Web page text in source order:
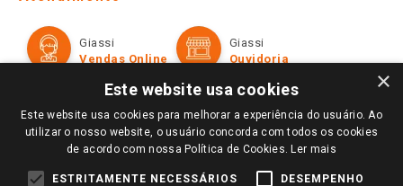
Televendas
Perguntas frequentes
Trabalhe Conosco
Identidade Visual
Formas de Pagamento
Políticas de entrega
Trocas e Devoluções
Giassi
Vendas Online
Giassi
Ouvidoria
Redes Sociais
×
Este website usa cookies
Este website usa cookies para melhorar a experiência do usuário. Ao
utilizar o nosso website, o usuário concorda com todos os cookies
de acordo com nossa Política de Cookies. Ler mais
ESTRITAMENTE NECESSÁRIOS DESEMPENHO